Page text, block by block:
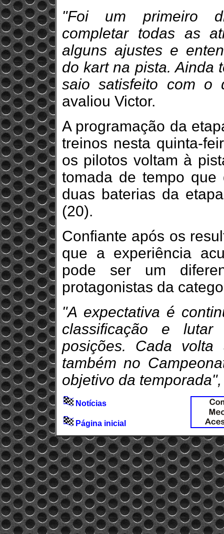
"Foi um primeiro
completar todas as
alguns ajustes e
do kart na pista. Ainda
saio satisfeito com o
avaliou Victor.
A programação da
treinos nesta quinta-
os pilotos voltam à
tomada de tempo
duas baterias da
(20).
Confiante após os
que a experiência
pode ser um
protagonistas da
"A expectativa é
classificação e lutar
posições. Cada volta
também no
objetivo da temporada",
Notícias
Página inicial